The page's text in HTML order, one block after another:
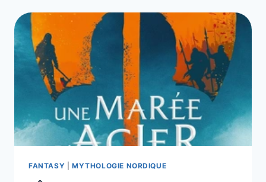
2
LIVRES
DE
LA
SÉRIE
FANTASY MYTHOLOGIE NORDIQUE